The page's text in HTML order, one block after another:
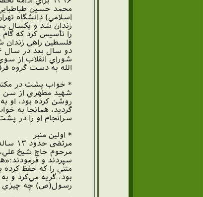
زندان شد و يكسال
الله به دست گروه
* خواب پشت در
روشن کرده بود، او
گرديد، همانجا به
سرانجام او را در پشت
* اولین منبر
مرحوم حاج شيخ علي،
سپردند و
متني را که حفظ
بود، گريه مي‌کرد و
رسول(ص) چه چيزي به